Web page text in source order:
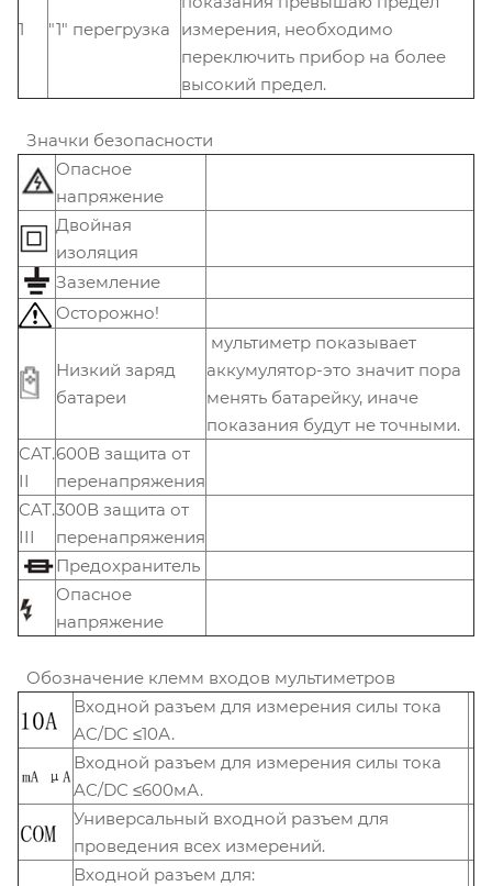
1 "1" перегрузка
измерения, необходимо
переключить прибор на более
высокий предел.
Значки безопасности
Опасное
напряжение
Двойная
изоляция
Заземление
Осторожно!
Низкий заряд
батареи
мультиметр показывает
аккумулятор-это значит пора
менять батарейку, иначе
показания будут не точными.
CAT.
II
600В защита от
перенапряжения
CAT.
III
300В защита от
перенапряжения
Предохранитель
Опасное
напряжение
Обозначение клемм входов мультиметров
Входной разъем для измерения силы тока
AC/DC ≤10А.
Входной разъем для измерения силы тока
AC/DC ≤600мА.
Универсальный входной разъем для
проведения всех измерений.
Входной разъем для: